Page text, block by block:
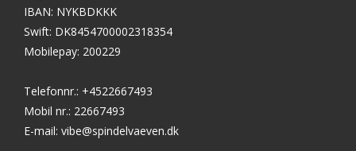
IBAN: NYKBDKKK
Swift: DK8454700002318354
Mobilepay: 200229
Telefonnr.: +4522667493
Mobil nr.: 22667493
E-mail: vibe@spindelvaeven.dk